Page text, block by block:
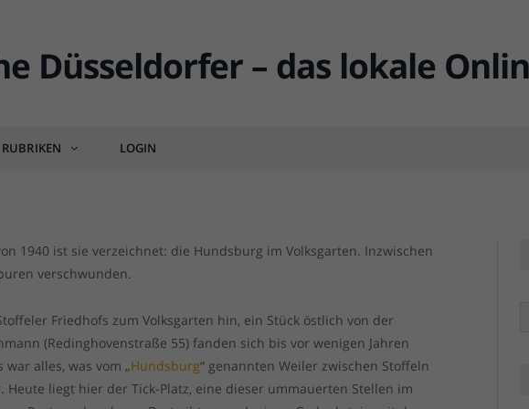
RUBRIKEN LOGIN
– das verschwundene Dörfchen
1940 ist sie verzeichnet: die Hundsburg im Volksgarten. Inzwischen
verschwunden.
Friedhofs zum Volksgarten hin, ein Stück östlich von der
(Redinghovenstraße 55) fanden sich bis vor wenigen Jahren
alles, was vom „Hundsburg“ genannten Weiler zwischen Stoffeln
liegt hier der Tick-Platz, eine dieser ummauerten Stellen im